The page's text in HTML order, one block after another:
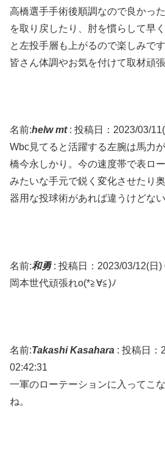
高橋選手手術後順調なので良かっ
を取り戻したり、肘を慣らして早
と左投手層も上がるので楽しみで
皆さん体調やお気を付けて取材頑張
名前:helw mt: 投稿日：2023/03/
Wbc見てると活躍する左腕は馬力
橋今永しかり。今の速度帯で表ロ
みたいな手元で鋭く変化させたり
器用な投球術があれば違うけどな
名前:和勇: 投稿日：2023/03/12(日)
岡本世代頑張れo(*≧∀≦)ﾉ
名前:Takashi Kasahara : 投稿日：
02:42:31
一軍のローテーションに入ってこ
ね。